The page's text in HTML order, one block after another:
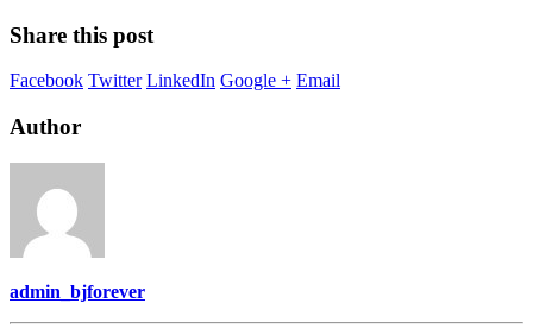
Share this post
Facebook Twitter LinkedIn Google + Email
Author
admin_bjforever